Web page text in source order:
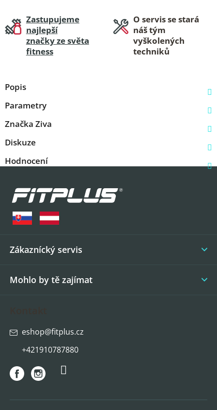
Zastupujeme
najlepší
značky ze světa
fitness
O servis se stará
náš tým
vyškolených
techniků
Popis
Parametry
Značka Ziva
Diskuze
Hodnocení
Zákaznícký servis
Mohlo by tě zajímat
eshop@fitplus.cz
+421910787880